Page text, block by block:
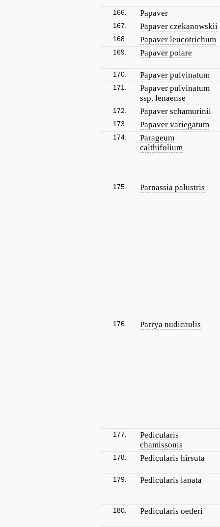
166. Papaver
167. Papaver czekanowskii
168. Papaver leucotrichum
169. Papaver polare
170. Papaver pulvinatum
171.
Papaver pulvinatum
ssp. lenaense
172. Papaver schamurinii
173. Papaver variegatum
174.
Parageum
calthifolium
175. Parnassia palustris
176. Parrya nudicaulis
177.
Pedicularis
chamissonis
178. Pedicularis hirsuta
179. Pedicularis lanata
180. Pedicularis oederi